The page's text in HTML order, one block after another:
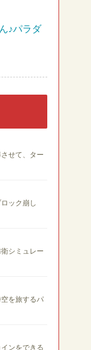
♪パラダ
せて、ター
ック崩し
シミュレー
を旅するパ
ンをできる